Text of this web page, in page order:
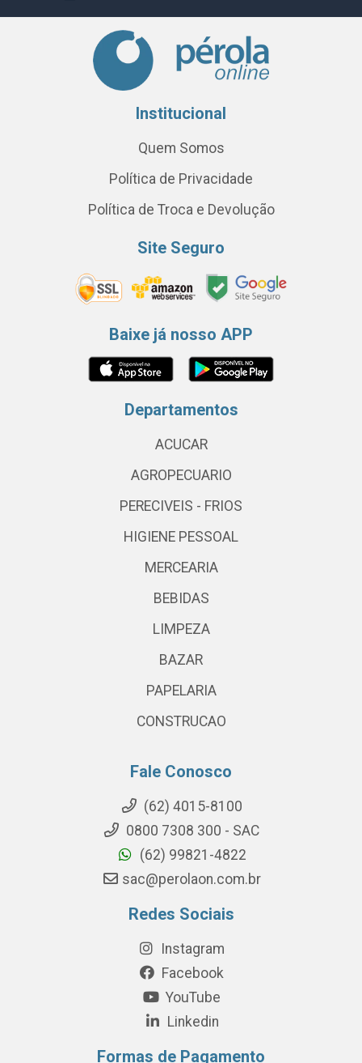
Institucional
Quem Somos
Política de Privacidade
Política de Troca e Devolução
Site Seguro
Baixe já nosso APP
Departamentos
ACUCAR
AGROPECUARIO
PERECIVEIS - FRIOS
HIGIENE PESSOAL
MERCEARIA
BEBIDAS
LIMPEZA
BAZAR
PAPELARIA
CONSTRUCAO
Fale Conosco
(62) 4015-8100
0800 7308 300 - SAC
(62) 99821-4822
sac@perolaon.com.br
Redes Sociais
Instagram
Facebook
YouTube
Linkedin
Formas de Pagamento